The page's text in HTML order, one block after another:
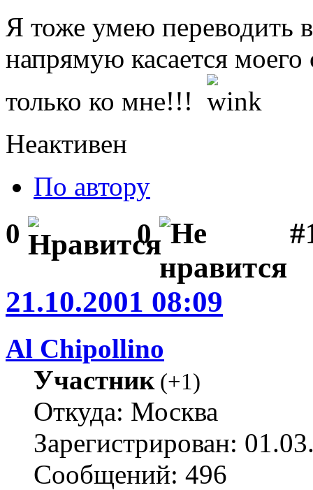
Я тоже умею переводить
напрямую касается моего
только ко мне!!!
Неактивен
По автору
0 0
21.10.2001 08:09
Al Chipollino
Участник(+1)
Откуда: Москва
Зарегистрирован:
Сообщений: 496